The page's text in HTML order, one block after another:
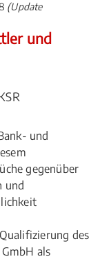
(Update
und
und
gegenüber
und
des
als